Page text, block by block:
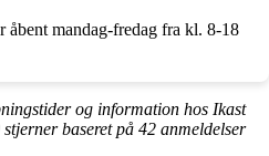
mandag-fredag fra kl. 8-18
og information hos Ikast
stjerner baseret på 42 anmeldelser